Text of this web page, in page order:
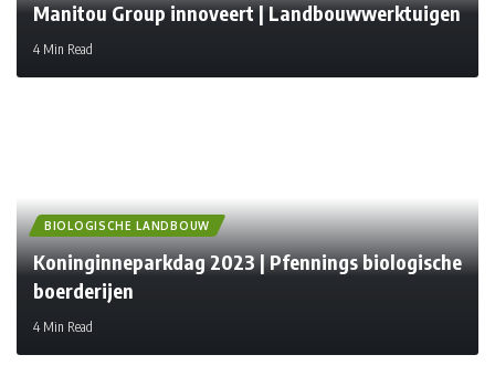
Manitou Group innoveert | Landbouwwerktuigen
4 Min Read
BIOLOGISCHE LANDBOUW
Koninginneparkdag 2023 | Pfennings biologische
boerderijen
4 Min Read